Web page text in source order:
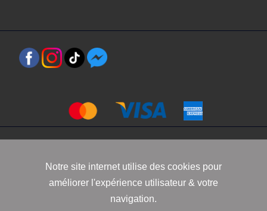
Conditions générales de vente
confidentialité
Notre site internet utilise des cookies pour
améliorer l'expérience utilisateur & votre
navigation.